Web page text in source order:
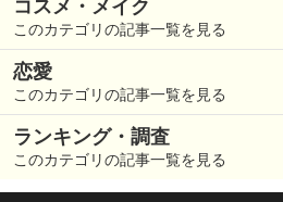
コスメ・メイク
このカテゴリの記事一覧を見る
恋愛
このカテゴリの記事一覧を見る
ランキング・調査
このカテゴリの記事一覧を見る